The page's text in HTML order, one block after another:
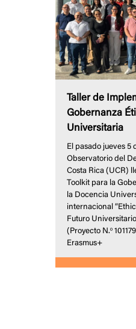
Taller de
Gobernanza
Universitaria
El pasado jueves 5
Observatorio del
Costa Rica (UCR)
Toolkit para la
la Docencia
internacional
Futuro
(Proyecto N.º
Erasmus+